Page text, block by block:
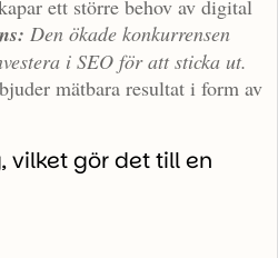
ett större behov av digital
Den ökade konkurrensen
i SEO för att sticka ut.
mätbara resultat i form av
vilket gör det till en